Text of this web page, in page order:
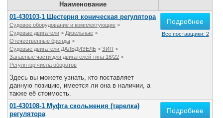
Наименование
01-430103-1 Шестерня коническая регулятора
Судовое оборудование и комплектующие >
Судовые двигатели > Дизельные >
Отечественные бренды >
Судовые двигатели ДАЛЬДИЗЕЛЬ > ЗИП >
Запасные части для двигателей типа 18/22 >
Регулятор числа оборотов
Здесь вы можете узнать, кто поставляет
данную позицию, имеется ли она в наличии, а
также её стоимость.
Подробнее
Все поставщики: 2
01-430108-1 Муфта скольжения (тарелка)
регулятора
Подробнее